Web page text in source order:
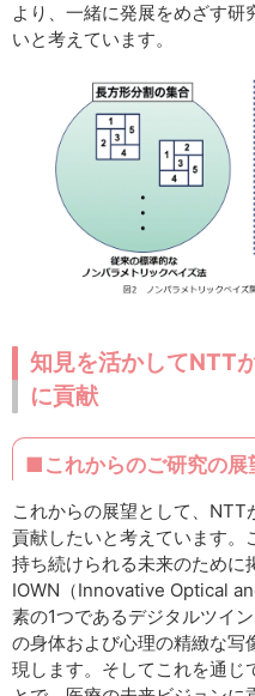
より、一緒に発展をめざす研
いと考えています。
知見を活かしてNTT
に貢献
■これからのご研究の展
これからの展望として、
貢献したいと考えています。
持ち続けられる未来のため
IOWN（Innovative Optical
素の1つであるデジタルツイ
の身体および心理の精緻な写
現します。そしてこれを通じ